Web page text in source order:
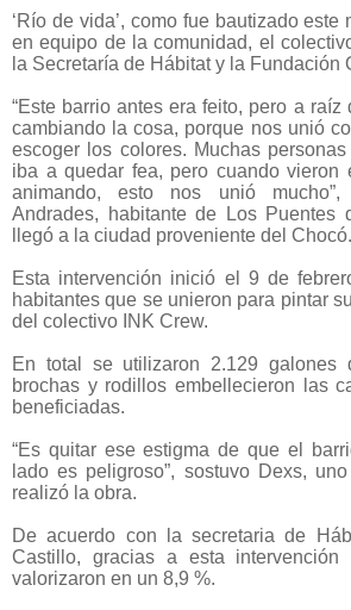
‘Río de vida’, como fue bautizado este
en equipo de la comunidad, el
la Secretaría de Hábitat y la Fundación
“Este barrio antes era feito, pero a raíz
cambiando la cosa, porque nos unió
escoger los colores. Muchas
iba a quedar fea, pero cuando vieron
animando, esto nos unió mucho”,
Andrades, habitante de Los Puentes
llegó a la ciudad proveniente del Chocó.
Esta intervención inició el 9 de
habitantes que se unieron para pintar
del colectivo INK Crew.
En total se utilizaron 2.129 galones
brochas y rodillos embellecieron las
beneficiadas.
“Es quitar ese estigma de que el
lado es peligroso”, sostuvo Dexs,
realizó la obra.
De acuerdo con la secretaria de
Castillo, gracias a esta intervención
valorizaron en un 8,9 %.